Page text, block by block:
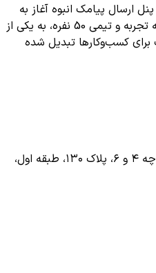
با راه‌اندازی پنل ارسال پیامک انبوه آغاز به
کار کرد و امروز، با بیش از یک دهه تجربه و تیمی 50 نفره، به یکی از
برای کسب‌وکارها تبدیل شده
قم، ۲۰ متری امام حسین، بین کوچه ۴ و ۶، پلاک ۱۳۰، طبقه اول،